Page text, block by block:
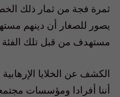
ثمرة فجة من ثمار ذلك
يصور للصغار أن دينهم
مستهدف من قبل تلك الفئة
الكشف عن الخلايا
أننا أفرادا ومؤسسات